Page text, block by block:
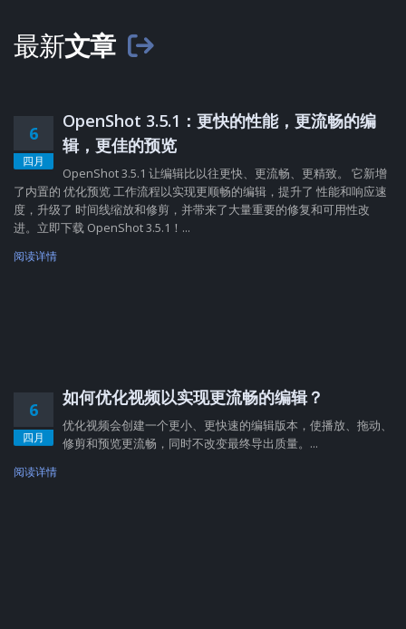
最新文章
6
四月
OpenShot 3.5.1：更快的性能，更流畅的编
辑，更佳的预览
OpenShot 3.5.1 让编辑比以往更快、更流畅、更精致。 它新增
了内置的 优化预览 工作流程以实现更顺畅的编辑，提升了 性能和响应速
度，升级了 时间线缩放和修剪，并带来了大量重要的修复和可用性改
进。立即下载 OpenShot 3.5.1！...
阅读详情
6
四月
如何优化视频以实现更流畅的编辑？
优化视频会创建一个更小、更快速的编辑版本，使播放、拖动、
修剪和预览更流畅，同时不改变最终导出质量。...
阅读详情